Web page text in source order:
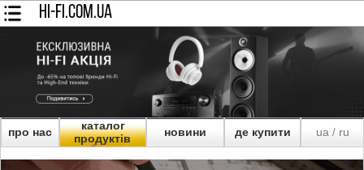
HI-FI.COM.UA
про нас
каталог
продуктів
новини де купити ua/ ru